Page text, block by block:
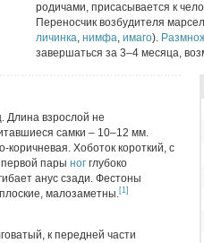
родичами, присасывается к
Переносчик возбудителя
личинка, нимфа, имаго).
завершаться за 3–4 месяца,
Длина взрослой не
самки – 10–12 мм.
коричневая. Хоботок короткий, с
пары ног глубоко
анус сзади. Фестоны
малозаметны.[1]
к передней части